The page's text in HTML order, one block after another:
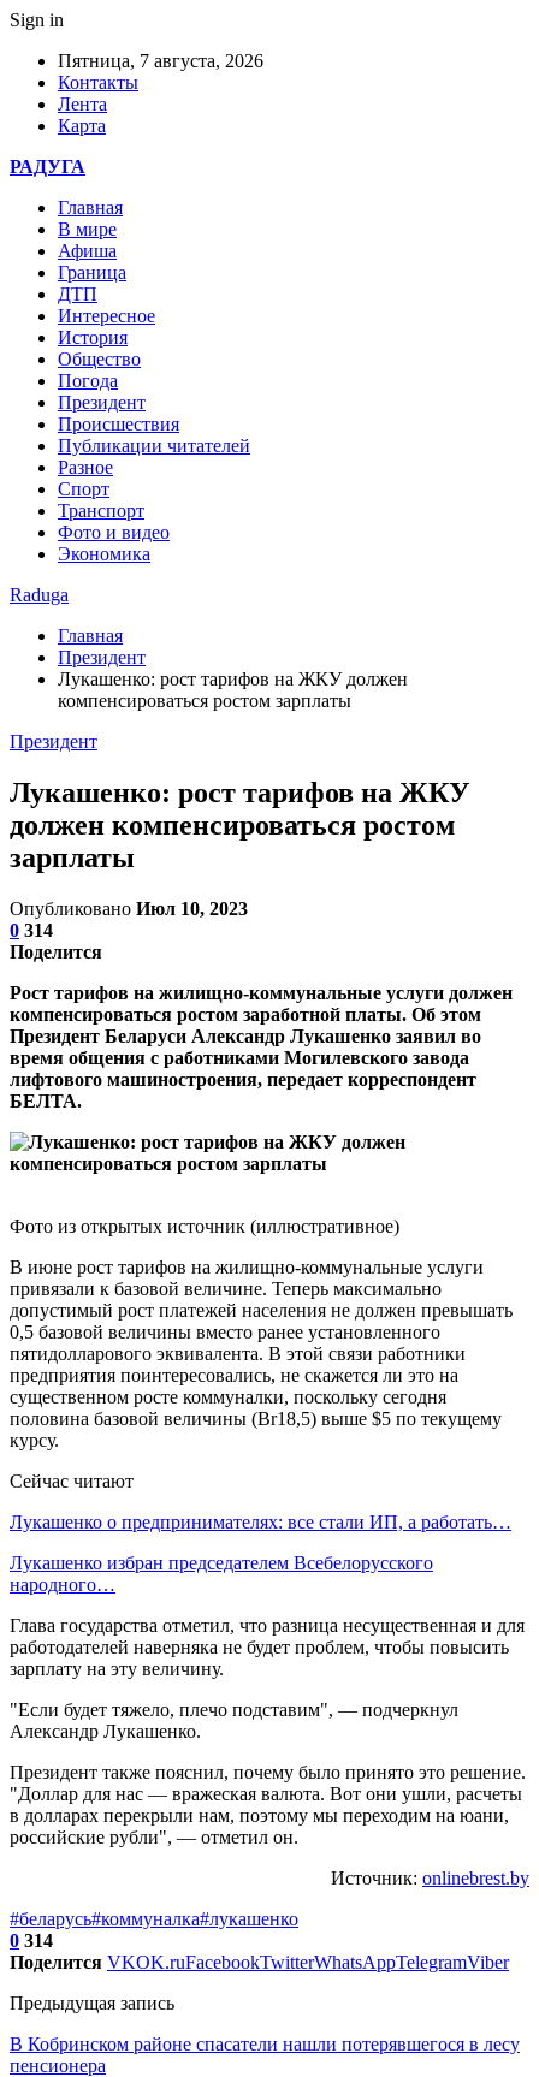
Sign in
Пятница, 7 августа, 2026
Контакты
Лента
Карта
РАДУГА
Главная
В мире
Афиша
Граница
ДТП
Интересное
История
Общество
Погода
Президент
Происшествия
Публикации читателей
Разное
Спорт
Транспорт
Фото и видео
Экономика
Raduga
Главная
Президент
Лукашенко: рост тарифов на ЖКУ должен
компенсироваться ростом зарплаты
Президент
Лукашенко: рост тарифов на ЖКУ
должен компенсироваться ростом
зарплаты
Опубликовано Июл 10, 2023
0 314
Поделится
Рост тарифов на жилищно-коммунальные услуги должен
компенсироваться ростом заработной платы. Об этом
Президент Беларуси Александр Лукашенко заявил во
время общения с работниками Могилевского завода
лифтового машиностроения, передает корреспондент
БЕЛТА.
Фото из открытых источник (иллюстративное)
В июне рост тарифов на жилищно-коммунальные услуги
привязали к базовой величине. Теперь максимально
допустимый рост платежей населения не должен превышать
0,5 базовой величины вместо ранее установленного
пятидолларового эквивалента. В этой связи работники
предприятия поинтересовались, не скажется ли это на
существенном росте коммуналки, поскольку сегодня
половина базовой величины (Br18,5) выше $5 по текущему
курсу.
Сейчас читают
Лукашенко о предпринимателях: все стали ИП, а работать…
Лукашенко избран председателем Всебелорусского
народного…
Глава государства отметил, что разница несущественная и для
работодателей наверняка не будет проблем, чтобы повысить
зарплату на эту величину.
"Если будет тяжело, плечо подставим", — подчеркнул
Александр Лукашенко.
Президент также пояснил, почему было принято это решение.
"Доллар для нас — вражеская валюта. Вот они ушли, расчеты
в долларах перекрыли нам, поэтому мы переходим на юани,
российские рубли", — отметил он.
Источник: onlinebrest.by
#беларусь#коммуналка#лукашенко
0 314
Поделится VKOK.ruFacebookTwitterWhatsAppTelegramViber
Предыдущая запись
В Кобринском районе спасатели нашли потерявшегося в лесу
пенсионера